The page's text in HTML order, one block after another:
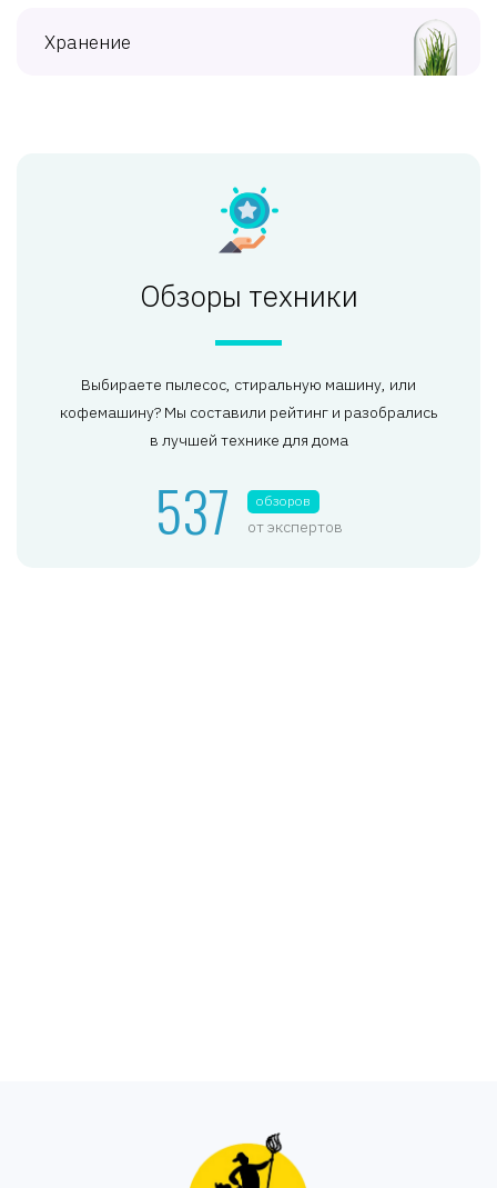
Хранение
Обзоры техники
Выбираете пылесос, стиральную машину, или
кофемашину? Мы составили рейтинг и разобрались
в лучшей технике для дома
537 обзоров
от экспертов